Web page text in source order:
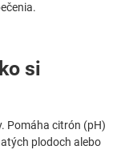
si
Pomáha citrón (pH)
plodoch alebo